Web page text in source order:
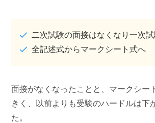
二次試験の面接はなくなり一次
全記述式からマークシート式へ
面接がなくなったことと、マークシー
きく、以前よりも受験のハードルは下
た。